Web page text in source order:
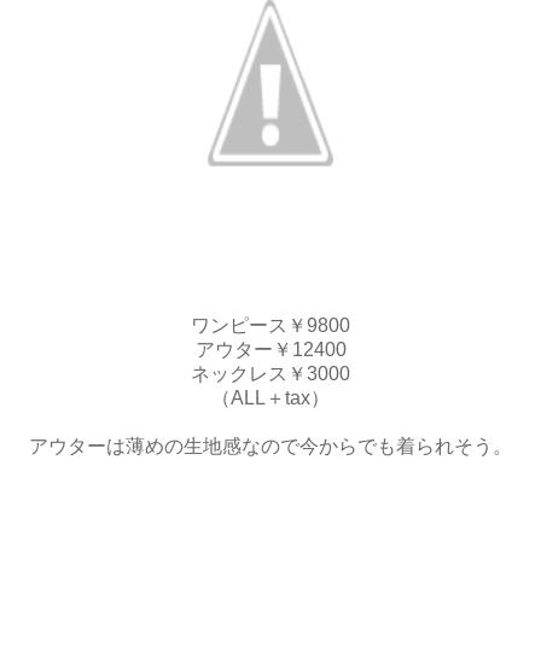
ワンピース￥9800
アウター￥12400
ネックレス￥3000
（ALL＋tax）
アウターは薄めの生地感なので今からでも着られそう。